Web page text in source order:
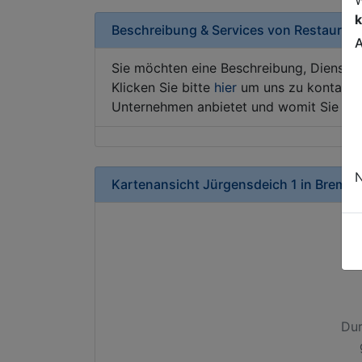
Beschreibung & Services von Restaurant
Sie möchten eine Beschreibung,
Klicken Sie bitte hier um uns zu
Unternehmen anbietet und womit Sie
Kartenansicht Jürgensdeich 1 in Bremen